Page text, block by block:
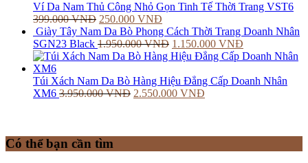
Ví Da Nam Thủ Công Nhỏ Gọn Tinh Tế Thời Trang VST6
399.000VNĐ 250.000 VNĐ
Giày Tây Nam Da Bò Phong Cách Thời Trang Doanh Nhân
SGN23 Black 1.950.000VNĐ 1.150.000 VNĐ
Túi Xách Nam Da Bò Hàng Hiệu Đẳng Cấp Doanh Nhân
XM6 3.950.000VNĐ 2.550.000 VNĐ
Có thể bạn cần tìm